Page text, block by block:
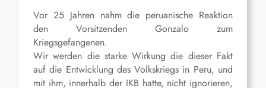
Vor 25 Jahren nahm die peruanische Reaktion
den Vorsitzenden Gonzalo zum
Kriegsgefangenen.
Wir werden die starke Wirkung die dieser Fakt
auf die Entwicklung des Volkskriegs in Peru, und
mit ihm, innerhalb der IKB hatte, nicht ignorieren,